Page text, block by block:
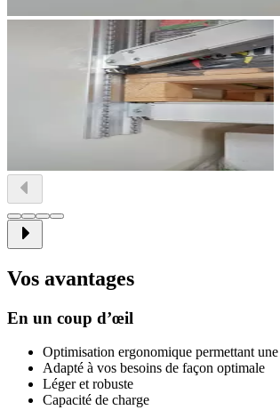
Vos avantages
En un coup d’œil
Optimisation ergonomique permettant
Adapté à vos besoins de façon optimale
Léger et robuste
Capacité de charge